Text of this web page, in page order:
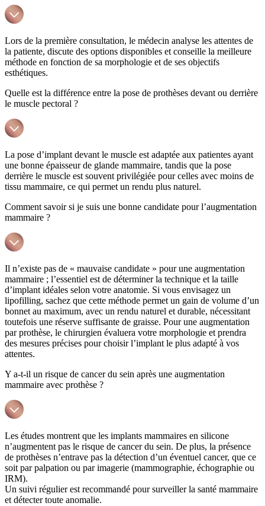
Lors de la première consultation, le médecin analyse les attentes de
la patiente, discute des options disponibles et conseille la meilleure
méthode en fonction de sa morphologie et de ses objectifs
esthétiques.
Quelle est la différence entre la pose de prothèses devant ou derrière
le muscle pectoral ?
La pose d’implant devant le muscle est adaptée aux patientes ayant
une bonne épaisseur de glande mammaire, tandis que la pose
derrière le muscle est souvent privilégiée pour celles avec moins de
tissu mammaire, ce qui permet un rendu plus naturel.
Comment savoir si je suis une bonne candidate pour l’augmentation
mammaire ?
Il n’existe pas de « mauvaise candidate » pour une augmentation
mammaire ; l’essentiel est de déterminer la technique et la taille
d’implant idéales selon votre anatomie. Si vous envisagez un
lipofilling, sachez que cette méthode permet un gain de volume d’un
bonnet au maximum, avec un rendu naturel et durable, nécessitant
toutefois une réserve suffisante de graisse. Pour une augmentation
par prothèse, le chirurgien évaluera votre morphologie et prendra
des mesures précises pour choisir l’implant le plus adapté à vos
attentes.
Y a-t-il un risque de cancer du sein après une augmentation
mammaire avec prothèse ?
Les études montrent que les implants mammaires en silicone
n’augmentent pas le risque de cancer du sein. De plus, la présence
de prothèses n’entrave pas la détection d’un éventuel cancer, que ce
soit par palpation ou par imagerie (mammographie, échographie ou
IRM).
Un suivi régulier est recommandé pour surveiller la santé mammaire
et détecter toute anomalie.